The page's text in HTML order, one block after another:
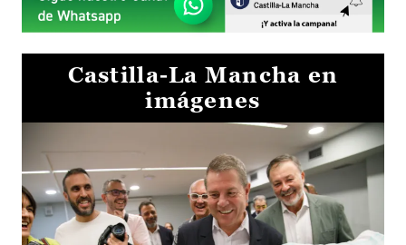
Castilla-La Mancha en
imágenes